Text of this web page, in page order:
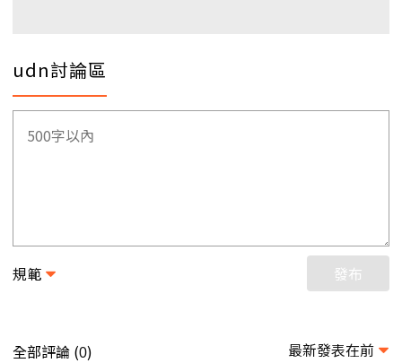
udn討論區
規範 發布
全部評論 (0) 最新發表在前